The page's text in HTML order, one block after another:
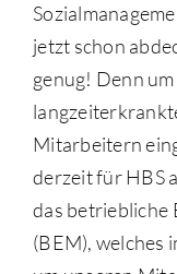
jetzt schon
genug! Denn
Mitarbeitern
derzeit für HBS
das betriebliche
(BEM), welches